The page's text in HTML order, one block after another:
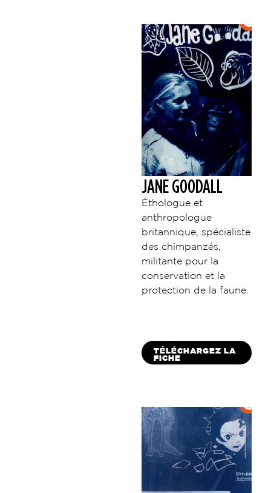
JANE GOODALL
Éthologue et
anthropologue
britannique, spécialiste
des chimpanzés,
militante pour la
conservation et la
protection de la faune.
TÉLÉCHARGEZ LA
FICHE